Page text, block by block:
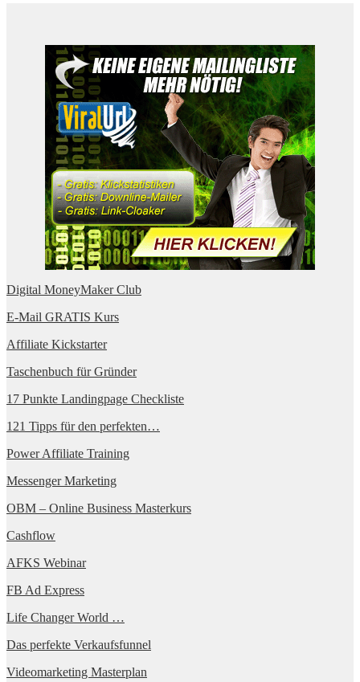
Digital MoneyMaker Club
E-Mail GRATIS Kurs
Affiliate Kickstarter
Taschenbuch für Gründer
17 Punkte Landingpage Checkliste
121 Tipps für den perfekten…
Power Affiliate Training
Messenger Marketing
OBM – Online Business Masterkurs
Cashflow
AFKS Webinar
FB Ad Express
Life Changer World …
Das perfekte Verkaufsfunnel
Videomarketing Masterplan